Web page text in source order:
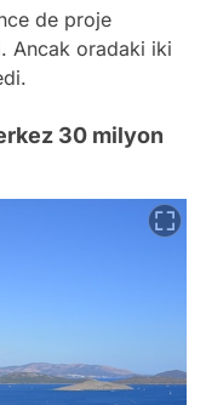
de proje
Ancak oradaki iki
30 milyon